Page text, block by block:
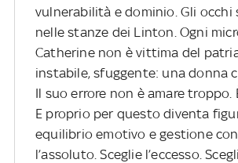
vulnerabilità e dominio. Gli
nelle stanze dei Linton. Ogni
Catherine non è vittima del
instabile, sfuggente: una donna
Il suo errore non è amare troppo.
E proprio per questo diventa
equilibrio emotivo e gestione
l’assoluto. Sceglie l’eccesso.